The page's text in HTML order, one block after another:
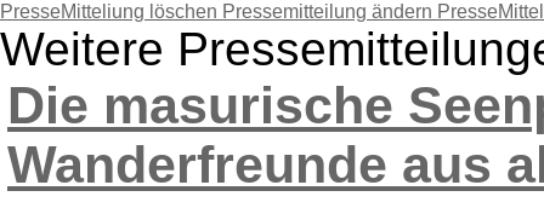
PresseMitteliung löschen Pressemitteilung ändern
Weitere
Die masurische
Wanderfreunde aus